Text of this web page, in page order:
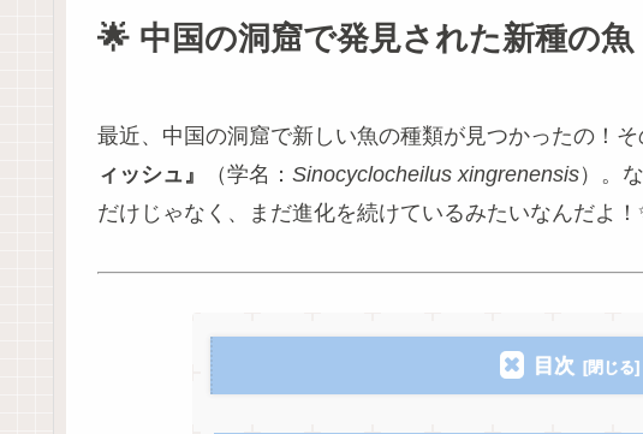
🌟 中国の洞窟で発見された新種の魚
最近、中国の洞窟で新しい魚の種類が見つかったの！そ
ィッシュ』
（学名： Sinocyclocheilus xingrenensis）。
だけじゃなく、まだ進化を続けているみたいなんだよ！
目次